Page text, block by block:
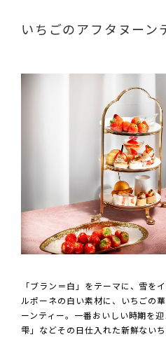
いちごのアフタヌーン
「ブラン＝白」をテーマに、雪を
ルポーネの白い素材に、いちごの
ーンティー。一番おいしい時期を
雫」などその日仕入れた新鮮ない